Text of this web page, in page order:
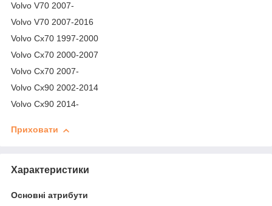
Volvo V70 2007-
Volvo V70 2007-2016
Volvo Cx70 1997-2000
Volvo Cx70 2000-2007
Volvo Cx70 2007-
Volvo Cx90 2002-2014
Volvo Cx90 2014-
Приховати
Характеристики
Основні атрибути